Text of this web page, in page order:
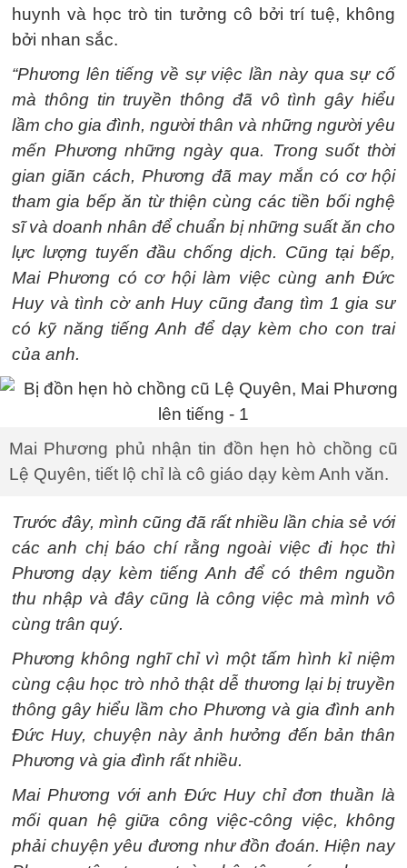
huynh và học trò tin tưởng cô bởi trí tuệ, không
bởi nhan sắc.
“Phương lên tiếng về sự việc lần này qua sự cố
mà thông tin truyền thông đã vô tình gây hiểu
lầm cho gia đình, người thân và những người yêu
mến Phương những ngày qua. Trong suốt thời
gian giãn cách, Phương đã may mắn có cơ hội
tham gia bếp ăn từ thiện cùng các tiền bối nghệ
sĩ và doanh nhân để chuẩn bị những suất ăn cho
lực lượng tuyến đầu chống dịch. Cũng tại bếp,
Mai Phương có cơ hội làm việc cùng anh Đức
Huy và tình cờ anh Huy cũng đang tìm 1 gia sư
có kỹ năng tiếng Anh để dạy kèm cho con trai
của anh.
Mai Phương phủ nhận tin đồn hẹn hò chồng cũ
Lệ Quyên, tiết lộ chỉ là cô giáo dạy kèm Anh văn.
Trước đây, mình cũng đã rất nhiều lần chia sẻ với
các anh chị báo chí rằng ngoài việc đi học thì
Phương dạy kèm tiếng Anh để có thêm nguồn
thu nhập và đây cũng là công việc mà mình vô
cùng trân quý.
Phương không nghĩ chỉ vì một tấm hình kỉ niệm
cùng cậu học trò nhỏ thật dễ thương lại bị truyền
thông gây hiểu lầm cho Phương và gia đình anh
Đức Huy, chuyện này ảnh hưởng đến bản thân
Phương và gia đình rất nhiều.
Mai Phương với anh Đức Huy chỉ đơn thuần là
mối quan hệ giữa công việc-công việc, không
phải chuyện yêu đương như đồn đoán. Hiện nay